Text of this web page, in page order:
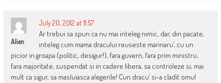
Alien
July 20, 2012 at 11:57
Ar trebui sa spun ca nu mai inteleg nimic, dar, din pacate,
inteleg cum mama dracului reuseste marinaru’, cu un
picior in groapa (politic, desigur!), fara guvern, fara prim ministru,
fara majoritate, suspendat si in cadere libera, sa controleze si, mai
mult ca sigur, sa masluiasca alegerile! Cun dracu’ si-a cladit omul